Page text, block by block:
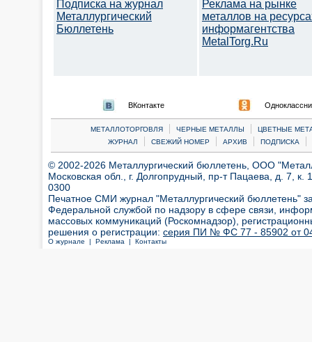
Подписка на журнал
Металлургический
Бюллетень
Реклама на рынке
металлов на
информагентства
MetalTorg.Ru
ВКонтакте
МЕТАЛЛОТОРГОВЛЯ | ЧЕРНЫЕ МЕТАЛЛЫ |
ЦВЕТНЫЕ
ЖУРНАЛ
| СВЕЖИЙ НОМЕР | АРХИВ | ПОДПИСКА |
© 2002-2026 Металлургический бюллетень, ООО
Московская обл., г. Долгопрудный, пр-т Пацаева, д. 7,
0300
Печатное СМИ журнал "Металлургический бюллетень"
Федеральной службой по надзору в сфере связи,
массовых коммуникаций (Роскомнадзор),
решения о регистрации: серия ПИ № ФС 77 - 85902 от 04
О журнале | Реклама | Контакты